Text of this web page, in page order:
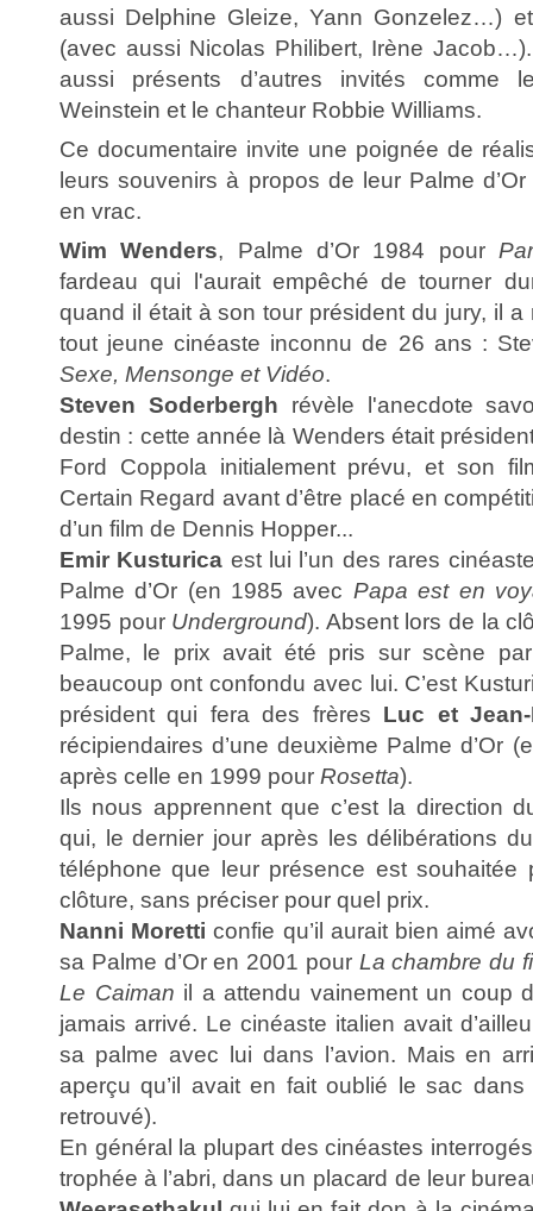
aussi Delphine Gleize, Yann Gonzelez…)
(avec aussi Nicolas Philibert, Irène
aussi présents d’autres invités comme
Weinstein et le chanteur Robbie Williams.
Ce documentaire invite une poignée de
leurs souvenirs à propos de leur Palme
en vrac.
Wim Wenders, Palme d’Or 1984 pour
fardeau qui l'aurait empêché de tourner
quand il était à son tour président du jury, il
tout jeune cinéaste inconnu de 26 ans :
Sexe, Mensonge et Vidéo.
Steven Soderbergh révèle l'anecdote
destin : cette année là Wenders était
Ford Coppola initialement prévu, et son
Certain Regard avant d’être placé en
d’un film de Dennis Hopper...
Emir Kusturica est lui l’un des rares
Palme d’Or (en 1985 avec Papa est en
1995 pour Underground). Absent lors de la
Palme, le prix avait été pris sur scène
beaucoup ont confondu avec lui. C’est
président qui fera des frères Luc et
récipiendaires d’une deuxième Palme d’Or
après celle en 1999 pour Rosetta).
Ils nous apprennent que c’est la direction
qui, le dernier jour après les délibérations
téléphone que leur présence est souhaitée
clôture, sans préciser pour quel prix.
Nanni Moretti confie qu’il aurait bien aimé
sa Palme d’Or en 2001 pour La chambre du
Le Caiman il a attendu vainement un coup
jamais arrivé. Le cinéaste italien avait
sa palme avec lui dans l’avion. Mais en
aperçu qu’il avait en fait oublié le sac dans
retrouvé).
En général la plupart des cinéastes
trophée à l’abri, dans un placard de leur